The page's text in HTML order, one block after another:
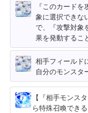
『このカード
象に選択できな
で、『攻撃対象
果を発動するこ
相手フィールド
自分のモンスタ
【『相手モンス
ら特殊召喚でき